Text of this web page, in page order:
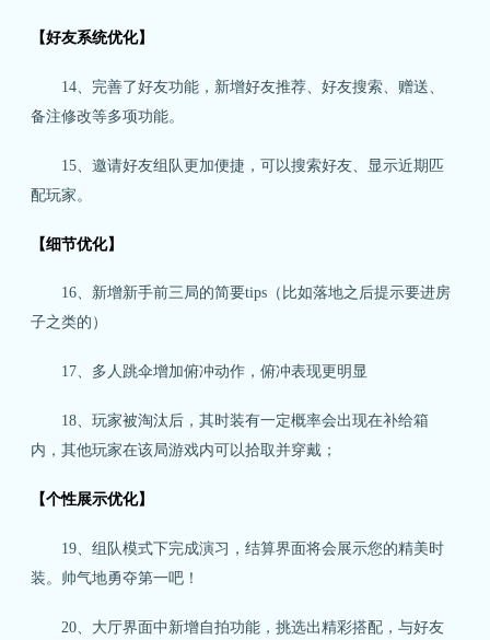
【好友系统优化】
14、完善了好友功能，新增好友推荐、好友搜索、赠送、
备注修改等多项功能。
15、邀请好友组队更加便捷，可以搜索好友、显示近期匹
配玩家。
【细节优化】
16、新增新手前三局的简要tips（比如落地之后提示要进房
子之类的）
17、多人跳伞增加俯冲动作，俯冲表现更明显
18、玩家被淘汰后，其时装有一定概率会出现在补给箱
内，其他玩家在该局游戏内可以拾取并穿戴；
【个性展示优化】
19、组队模式下完成演习，结算界面将会展示您的精美时
装。帅气地勇夺第一吧！
20、大厅界面中新增自拍功能，挑选出精彩搭配，与好友
关注微博：荒野行动官方微博 关注微信：网易荒野行动